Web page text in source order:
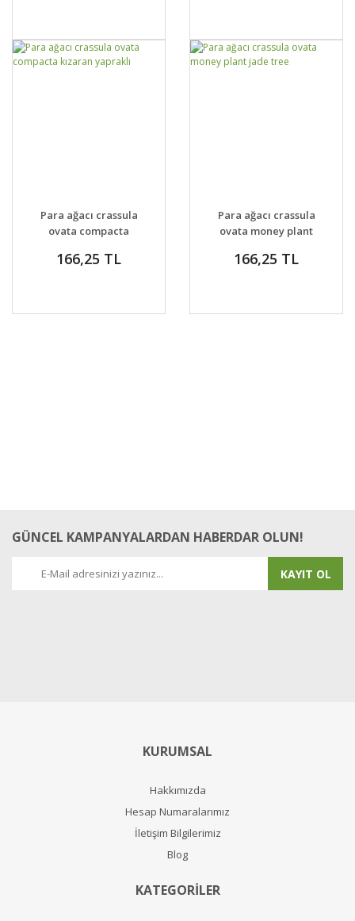
DETAYLAR
VER
Para ağacı crassula
ovata compacta
166,25 TL
DETAYLAR
VER
Para ağacı crassula
ovata money plant
166,25 TL
GÜNCEL KAMPANYALARDAN HABERDAR OLUN!
KAYIT OL
KURUMSAL
Hakkımızda
Hesap Numaralarımız
İletişim Bilgilerimiz
Blog
KATEGORİLER